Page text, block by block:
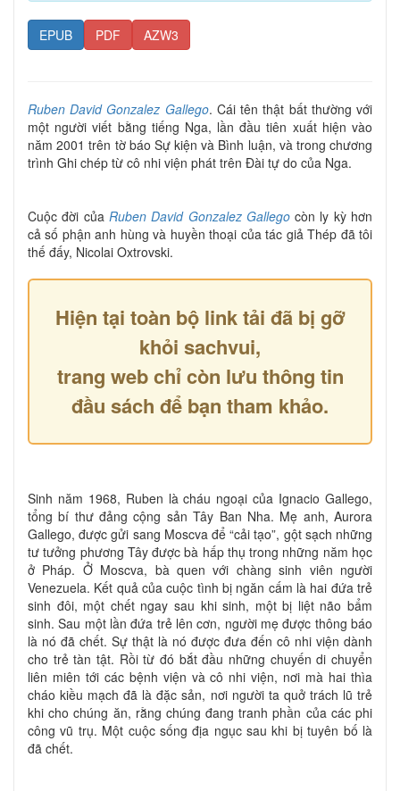
EPUB PDF AZW3
Ruben David Gonzalez Gallego. Cái tên thật bất thường với
một người viết bằng tiếng Nga, lần đầu tiên xuất hiện vào
năm 2001 trên tờ báo Sự kiện và Bình luận, và trong chương
trình Ghi chép từ cô nhi viện phát trên Đài tự do của Nga.
Cuộc đời của Ruben David Gonzalez Gallegocòn ly kỳ hơn
cả số phận anh hùng và huyền thoại của tác giả Thép đã tôi
thế đấy, Nicolai Oxtrovski.
Hiện tại toàn bộ link tải đã bị gỡ
khỏi sachvui,
trang web chỉ còn lưu thông tin
đầu sách để bạn tham khảo.
Sinh năm 1968, Ruben là cháu ngoại của Ignacio Gallego,
tổng bí thư đảng cộng sản Tây Ban Nha. Mẹ anh, Aurora
Gallego, được gửi sang Moscva để “cải tạo”, gột sạch những
tư tưởng phương Tây được bà hấp thụ trong những năm học
ở Pháp. Ở Moscva, bà quen với chàng sinh viên người
Venezuela. Kết quả của cuộc tình bị ngăn cấm là hai đứa trẻ
sinh đôi, một chết ngay sau khi sinh, một bị liệt não bẩm
sinh. Sau một lần đứa trẻ lên cơn, người mẹ được thông báo
là nó đã chết. Sự thật là nó được đưa đến cô nhi viện dành
cho trẻ tàn tật. Rồi từ đó bắt đầu những chuyến di chuyển
liên miên tới các bệnh viện và cô nhi viện, nơi mà hai thìa
cháo kiều mạch đã là đặc sản, nơi người ta quở trách lũ trẻ
khi cho chúng ăn, rằng chúng đang tranh phần của các phi
công vũ trụ. Một cuộc sống địa ngục sau khi bị tuyên bố là
đã chết.